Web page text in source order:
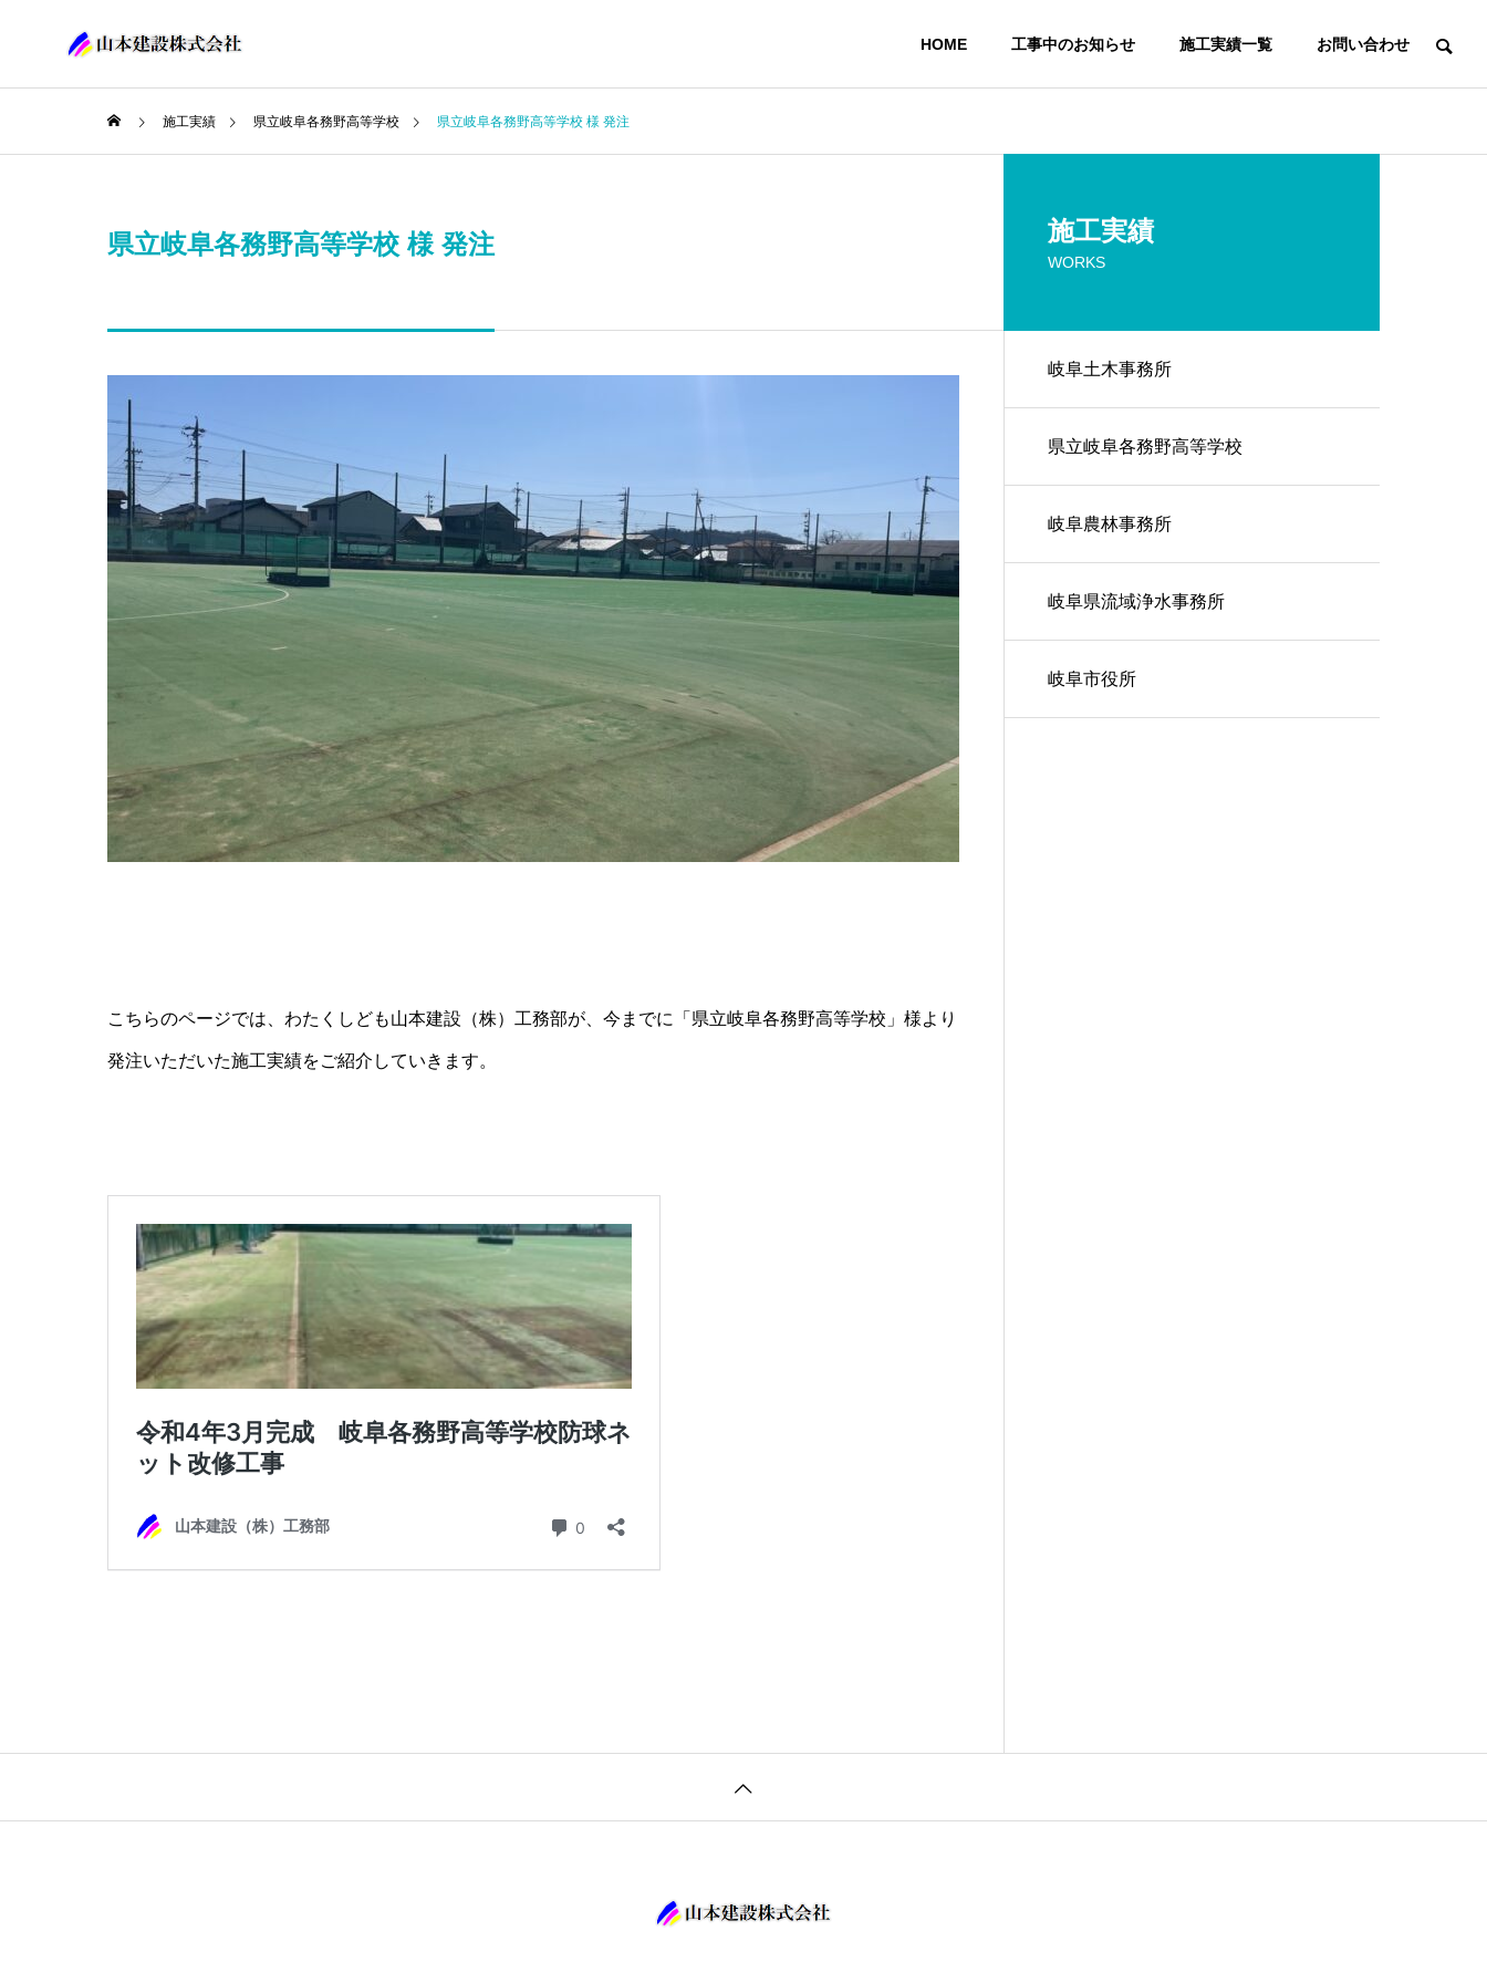
HOME 工事中のお知らせ 施工実績一覧 お問い合わせ
施工実績 県立岐阜各務野高等学校 県立岐阜各務野高等学校 様 発注
県立岐阜各務野高等学校 様 発注
こちらのページでは、わたくしども山本建設（株）工務部が、今までに「県立岐阜各務野高等学校」様より
発注いただいた施工実績をご紹介していきます。
施工実績
WORKS
岐阜土木事務所
県立岐阜各務野高等学校
岐阜農林事務所
岐阜県流域浄水事務所
岐阜市役所